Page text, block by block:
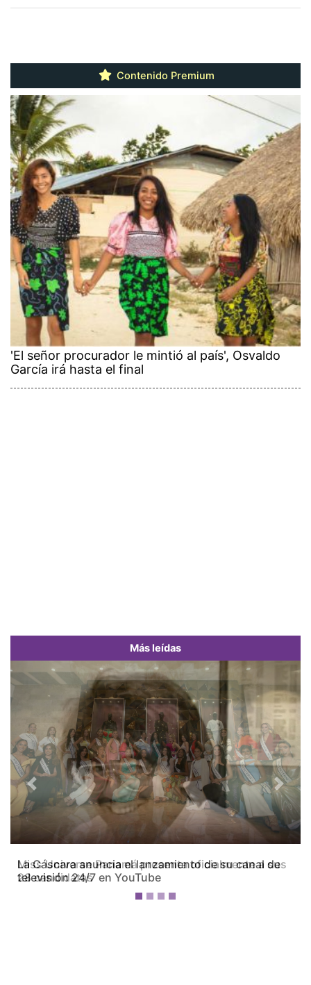
Contenido Premium
'El señor procurador le mintió al país', Osvaldo
García irá hasta el final
Más leídas
Miss Universe Panamá presenta oficialmente a sus
28 candidatas
Previous Next